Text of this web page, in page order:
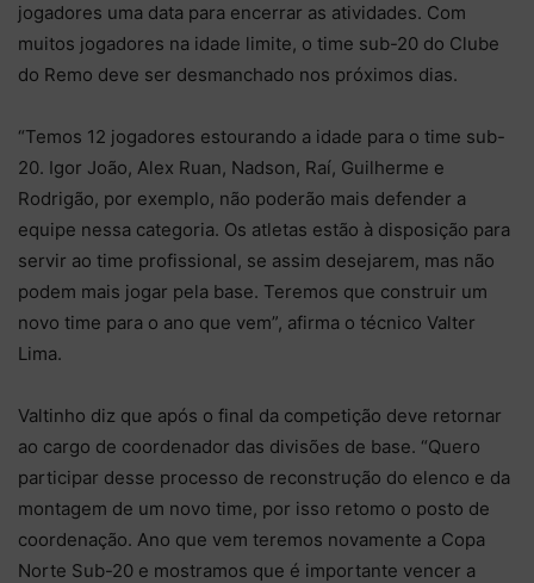
jogadores uma data para encerrar as atividades. Com
muitos jogadores na idade limite, o time sub-20 do Clube
do Remo deve ser desmanchado nos próximos dias.
“Temos 12 jogadores estourando a idade para o time sub-
20. Igor João, Alex Ruan, Nadson, Raí, Guilherme e
Rodrigão, por exemplo, não poderão mais defender a
equipe nessa categoria. Os atletas estão à disposição para
servir ao time profissional, se assim desejarem, mas não
podem mais jogar pela base. Teremos que construir um
novo time para o ano que vem”, afirma o técnico Valter
Lima.
Valtinho diz que após o final da competição deve retornar
ao cargo de coordenador das divisões de base. “Quero
participar desse processo de reconstrução do elenco e da
montagem de um novo time, por isso retomo o posto de
coordenação. Ano que vem teremos novamente a Copa
Norte Sub-20 e mostramos que é importante vencer a